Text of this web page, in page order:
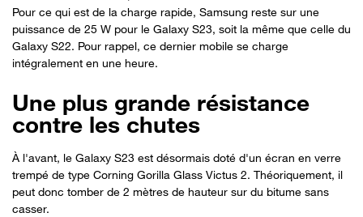
Pour ce qui est de la charge rapide, Samsung reste sur une
puissance de 25 W pour le Galaxy S23, soit la même que celle du
Galaxy S22. Pour rappel, ce dernier mobile se charge
intégralement en une heure.
Une plus grande résistance
contre les chutes
À l'avant, le Galaxy S23 est désormais doté d'un écran en verre
trempé de type Corning Gorilla Glass Victus 2. Théoriquement, il
peut donc tomber de 2 mètres de hauteur sur du bitume sans
casser.